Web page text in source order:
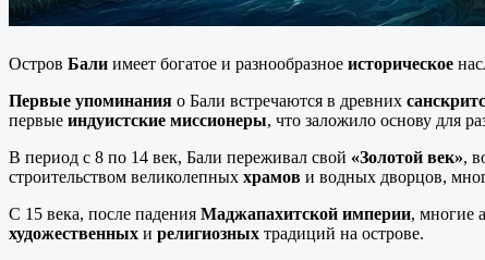
Остров Бали имеет богатое и разнообразное историческое
Первые упоминания о Бали встречаются в древних
первые индуистские миссионеры, что заложило основу для
В период с 8 по 14 век, Бали переживал свой «Золотой век»,
строительством великолепных храмов и водных дворцов,
С 15 века, после падения Маджапахитской империи, многие
художественных и религиозных традиций на острове.